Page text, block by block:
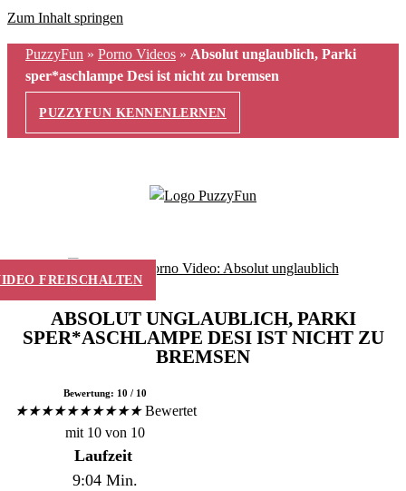
Zum Inhalt springen
PuzzyFun » Porno Videos » Absolut unglaublich, Parki
sper*aschlampe Desi ist nicht zu bremsen
PUZZYFUN KENNENLERNEN
FREISCHALTEN
ABSOLUT UNGLAUBLICH, PARKI
SPER*ASCHLAMPE DESI IST NICHT ZU
BREMSEN
Bewertung: 10 / 10
★★★★★★★★★★ Bewertet
mit 10 von 10
Laufzeit
9:04 Min.